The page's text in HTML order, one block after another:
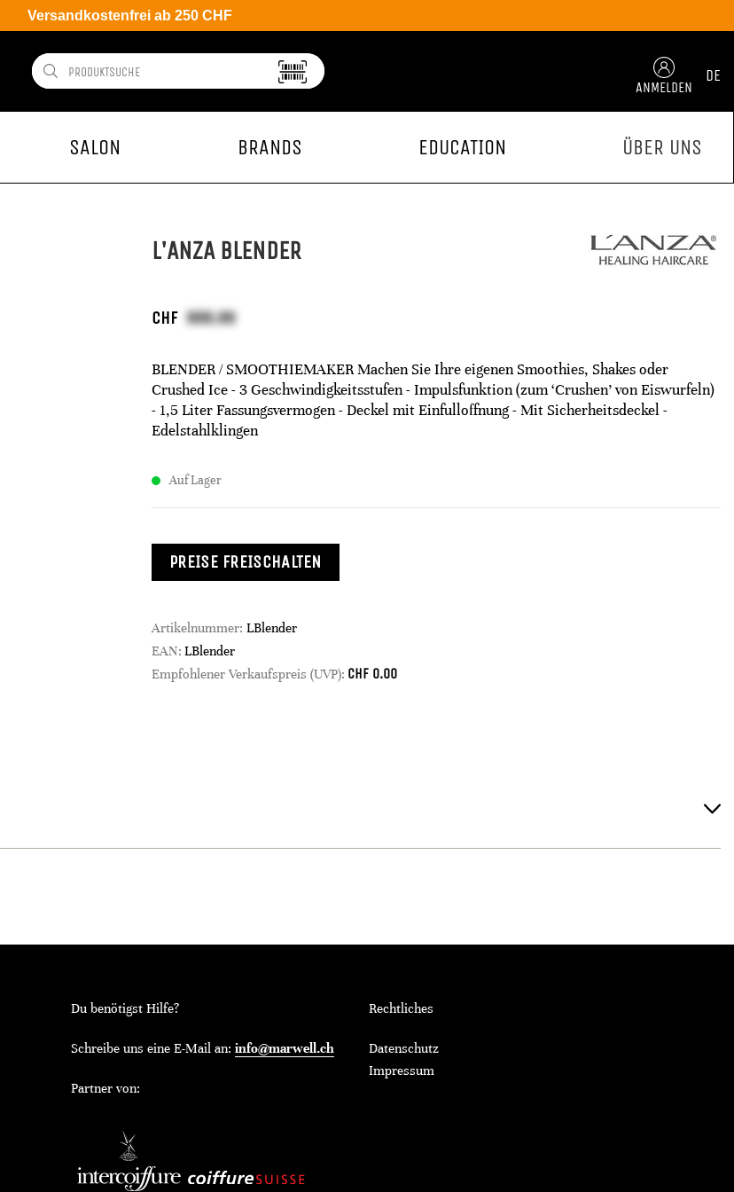
Versandkostenfrei ab 250 CHF
ANMELDEN
DE
SALON BRANDS EDUCATION ÜBER UNS
L'ANZA BLENDER
CHF
BLENDER / SMOOTHIEMAKER Machen Sie Ihre eigenen Smoothies, Shakes oder
Crushed Ice - 3 Geschwindigkeitsstufen - Impulsfunktion (zum ‘Crushen’ von Eiswurfeln)
- 1,5 Liter Fassungsvermogen - Deckel mit Einfulloffnung - Mit Sicherheitsdeckel -
Edelstahlklingen
Auf Lager
PREISE FREISCHALTEN
Artikelnummer: LBlender
EAN: LBlender
Empfohlener Verkaufspreis (UVP): CHF 0.00
Du benötigst Hilfe?
Schreibe uns eine E-Mail an: info@marwell.ch
Partner von:
Rechtliches
Datenschutz
Impressum